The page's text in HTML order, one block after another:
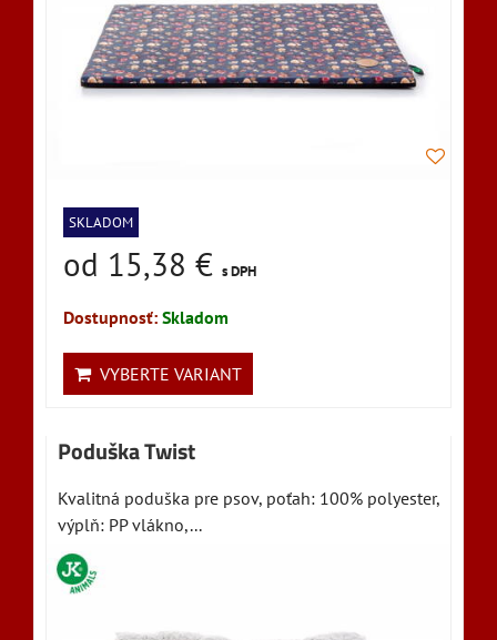
SKLADOM
od 15,38 € s DPH
Dostupnosť: Skladom
VYBERTE VARIANT
Poduška Twist
Kvalitná poduška pre psov, poťah: 100% polyester,
výplň: PP vlákno,...